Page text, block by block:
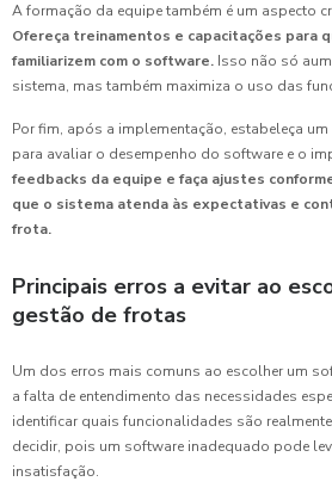
A formação da equipe também é um aspecto
Ofereça treinamentos e capacitações para
familiarizem com o software. Isso não só
sistema, mas também maximiza o uso das
Por fim, após a implementação, estabeleça
para avaliar o desempenho do software e o
feedbacks da equipe e faça ajustes
que o sistema atenda às expectativas e
frota.
Principais erros a evitar ao
gestão de frotas
Um dos erros mais comuns ao escolher um
a falta de entendimento das necessidades
identificar quais funcionalidades são
decidir, pois um software inadequado pode
insatisfação.